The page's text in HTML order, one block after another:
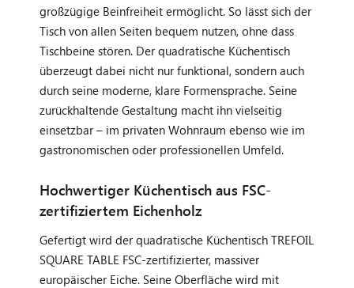
großzügige Beinfreiheit ermöglicht. So lässt sich der
Tisch von allen Seiten bequem nutzen, ohne dass
Tischbeine stören. Der quadratische Küchentisch
überzeugt dabei nicht nur funktional, sondern auch
durch seine moderne, klare Formensprache. Seine
zurückhaltende Gestaltung macht ihn vielseitig
einsetzbar – im privaten Wohnraum ebenso wie im
gastronomischen oder professionellen Umfeld.
Hochwertiger Küchentisch aus FSC-
zertifiziertem Eichenholz
Gefertigt wird der quadratische Küchentisch TREFOIL
SQUARE TABLE FSC-zertifizierter, massiver
europäischer Eiche. Seine Oberfläche wird mit